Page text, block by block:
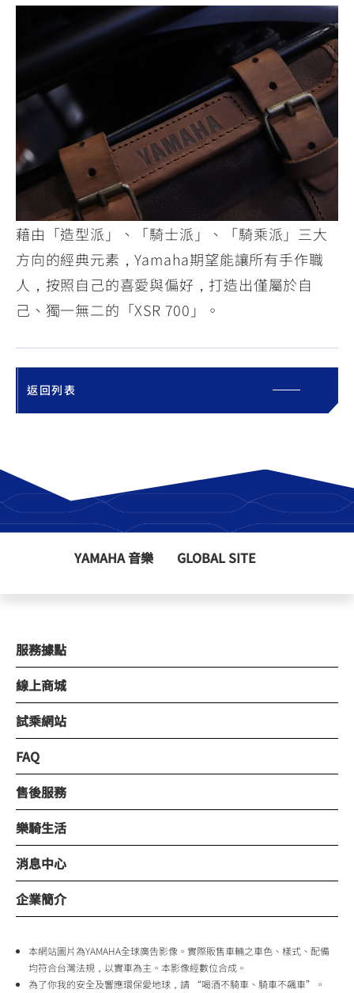
藉由「造型派」、「騎士派」、「騎乘派」三大
方向的經典元素，Yamaha期望能讓所有手作職
人，按照自己的喜愛與偏好，打造出僅屬於自
己、獨一無二的「XSR 700」。
返回列表
YAMAHA 音樂 GLOBAL SITE
服務據點
線上商城
試乘網站
FAQ
售後服務
樂騎生活
消息中心
企業簡介
本網站圖片為YAMAHA全球廣告影像。實際販售車輛之車色、樣式、配備
均符合台灣法規，以實車為主。本影像經數位合成。
為了你我的安全及響應環保愛地球，請 “喝酒不騎車、騎車不飆車”。